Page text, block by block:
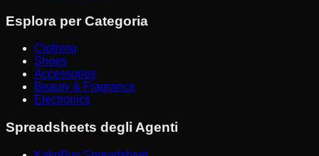
Esplora per Categoria
Clothing
Shoes
Accessories
Beauty & Fragrance
Electronics
Spreadsheets degli Agenti